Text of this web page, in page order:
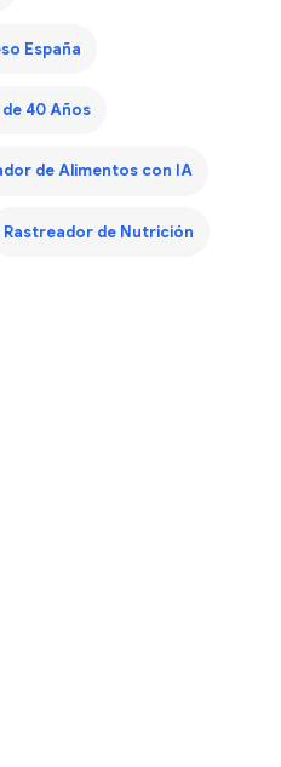
España
40 Años
de Alimentos con IA
Rastreador de Nutrición